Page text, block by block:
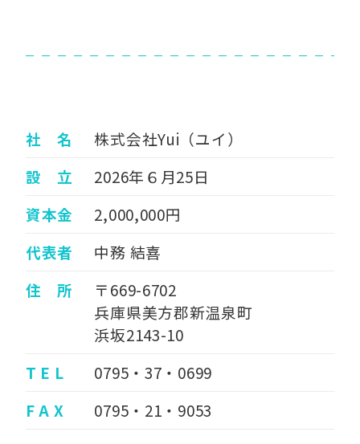
社 名
株式会社Yui（ユイ）
設 立
2026年６月25日
資本金
2,000,000円
代表者
中務 結喜
住 所
〒669-6702
兵庫県美方郡新温泉町
浜坂2143-10
T E L
0795・37・0699
F A X
0795・21・9053